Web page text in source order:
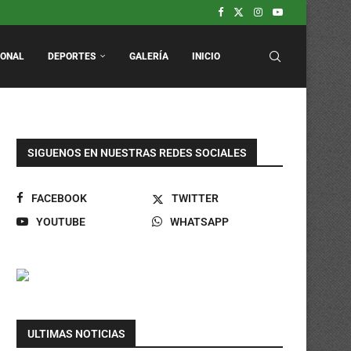
DEPORTES GALERÍA INICIO
SIGUENOS EN NUESTRAS REDES SOCIALES
FACEBOOK
TWITTER
YOUTUBE
WHATSAPP
ULTIMAS NOTICIAS